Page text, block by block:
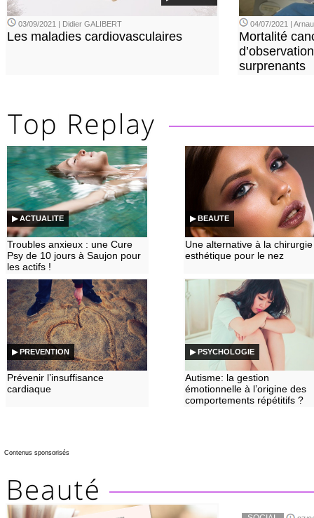
03/09/2021 | Didier GALIBERT
Les maladies cardiovasculaires
04/07/2021 |
Mortalité
surprenants
▶ ACTUALITE
Troubles anxieux : une Cure
Psy de 10 jours à Saujon pour
les actifs !
▶ BEAUTE
Une alternative à la chirurgie
esthétique pour le nez
▶ PREVENTION
Prévenir l’insuffisance
cardiaque
▶ PSYCHOLOGIE
Autisme: la gestion
émotionnelle à l’origine des
comportements répétitifs ?
Contenus sponsorisés